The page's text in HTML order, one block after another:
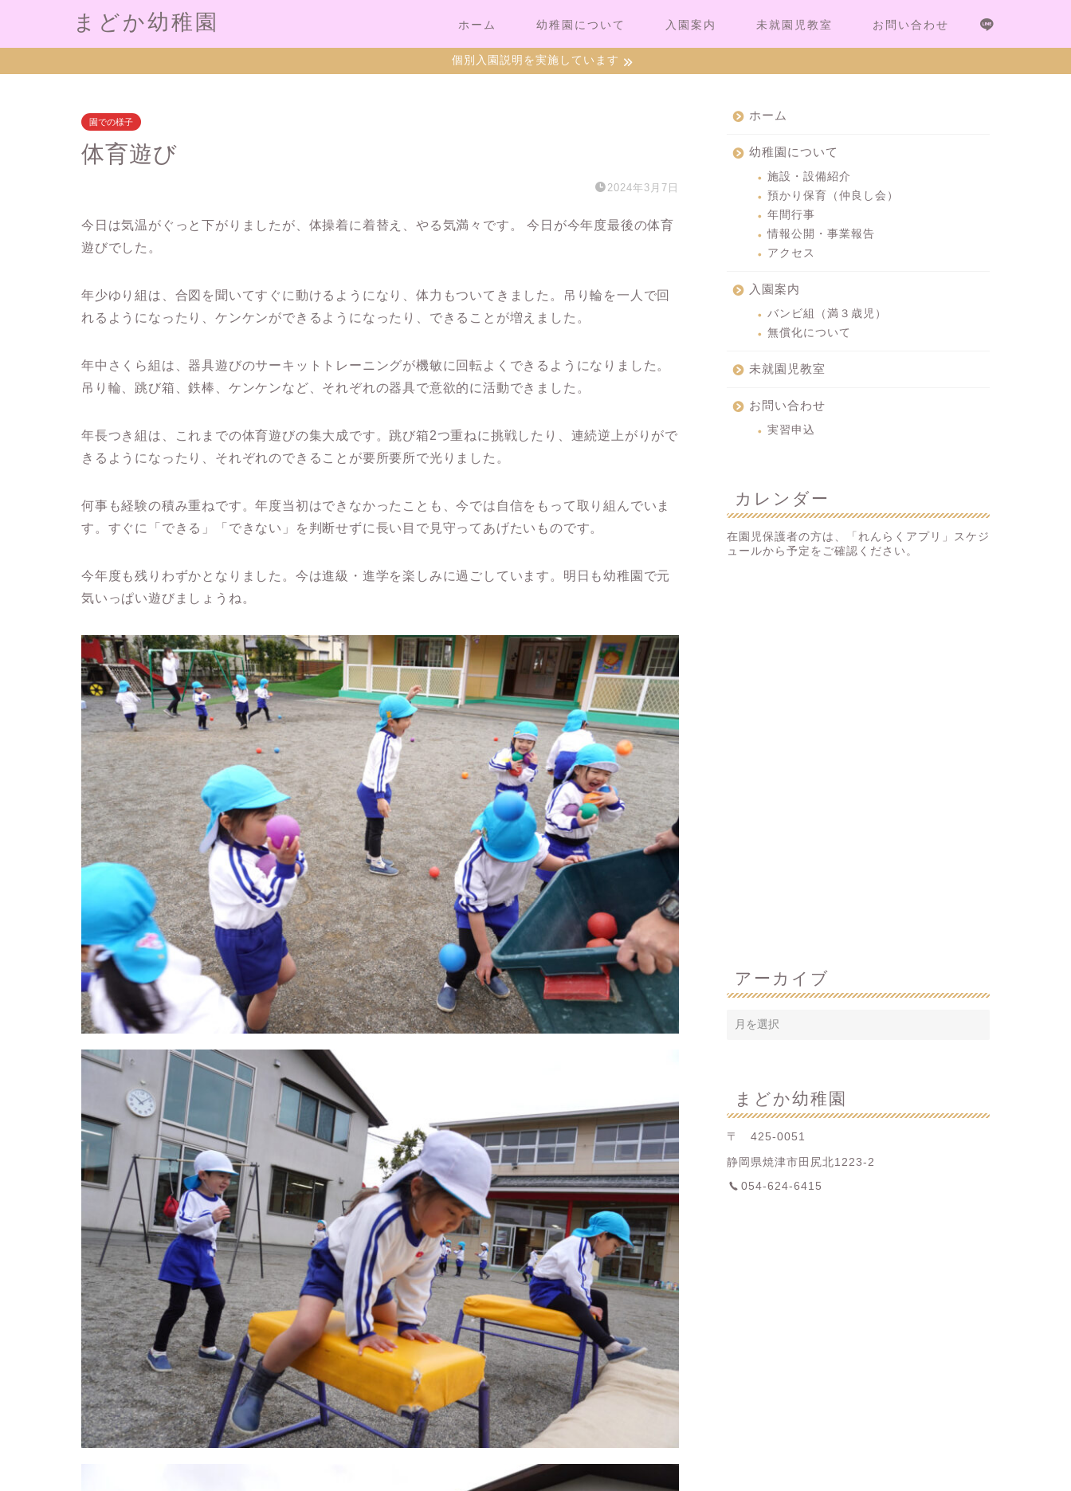
まどか幼稚園 ホーム 幼稚園について 入園案内 未就園児教室 お問い合わせ
個別入園説明を実施しています
園での様子
体育遊び
2024年3月7日
今日は気温がぐっと下がりましたが、体操着に着替え、やる気満々です。 今日が今年度最後の体育
遊びでした。
年少ゆり組は、合図を聞いてすぐに動けるようになり、体力もついてきました。吊り輪を一人で回
れるようになったり、ケンケンができるようになったり、できることが増えました。
年中さくら組は、器具遊びのサーキットトレーニングが機敏に回転よくできるようになりました。
吊り輪、跳び箱、鉄棒、ケンケンなど、それぞれの器具で意欲的に活動できました。
年長つき組は、これまでの体育遊びの集大成です。跳び箱2つ重ねに挑戦したり、連続逆上がりがで
きるようになったり、それぞれのできることが要所要所で光りました。
何事も経験の積み重ねです。年度当初はできなかったことも、今では自信をもって取り組んでいま
す。すぐに「できる」「できない」を判断せずに長い目で見守ってあげたいものです。
今年度も残りわずかとなりました。今は進級・進学を楽しみに過ごしています。明日も幼稚園で元
気いっぱい遊びましょうね。
ホーム
幼稚園について
施設・設備紹介
預かり保育（仲良し会）
年間行事
情報公開・事業報告
アクセス
入園案内
バンビ組（満３歳児）
無償化について
未就園児教室
お問い合わせ
実習申込
カレンダー
在園児保護者の方は、「れんらくアプリ」スケジ
ュールから予定をご確認ください。
アーカイブ
まどか幼稚園
〒 425-0051
静岡県焼津市田尻北1223-2
054-624-6415